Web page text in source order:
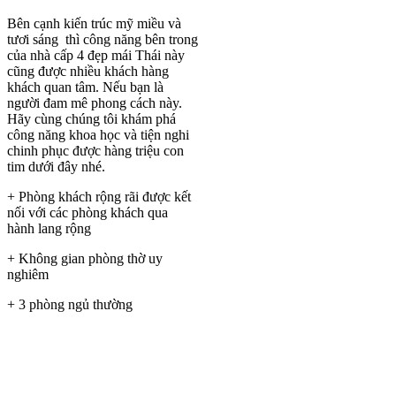
Bên cạnh kiến trúc mỹ miều và
tươi sáng thì công năng bên trong
của nhà cấp 4 đẹp mái Thái này
cũng được nhiều khách hàng
khách quan tâm. Nếu bạn là
người đam mê phong cách này.
Hãy cùng chúng tôi khám phá
công năng khoa học và tiện nghi
chinh phục được hàng triệu con
tim dưới đây nhé.
+ Phòng khách rộng rãi được kết
nối với các phòng khách qua
hành lang rộng
+ Không gian phòng thờ uy
nghiêm
+ 3 phòng ngủ thường